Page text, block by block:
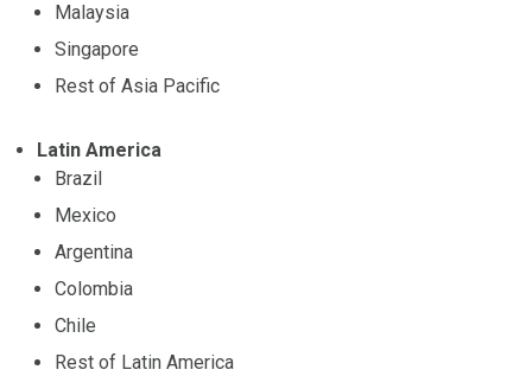
Malaysia
Singapore
Rest of Asia Pacific
Latin America
Brazil
Mexico
Argentina
Colombia
Chile
Rest of Latin America